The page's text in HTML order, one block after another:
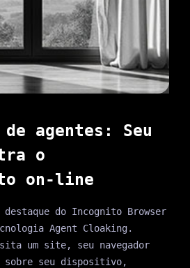
de agentes: Seu
o
on-line
destaque do Incognito Browser
Agent Cloaking.
um site, seu navegador
sobre seu dispositivo,